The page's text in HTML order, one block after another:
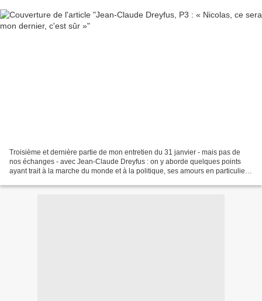
Troisième et dernière partie de mon entretien du 31 janvier - mais pas de
nos échanges - avec Jean-Claude Dreyfus : on y aborde quelques points
ayant trait à la marche du monde et à la politique, ses amours en particulier